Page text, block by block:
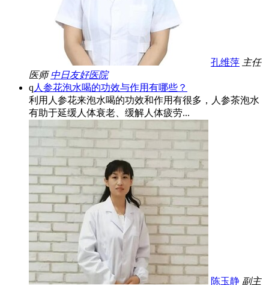
孔维萍 主任
医师 中日友好医院
q 人参花泡水喝的功效与作用有哪些？
利用人参花来泡水喝的功效和作用有很多，人参茶泡水
有助于延缓人体衰老、缓解人体疲劳...
陈玉静 副主